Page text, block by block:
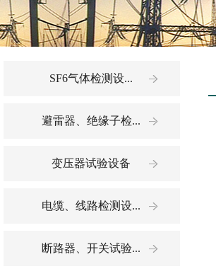
SF6气体检测设...
避雷器、绝缘子检...
变压器试验设备
电缆、线路检测设...
断路器、开关试验...